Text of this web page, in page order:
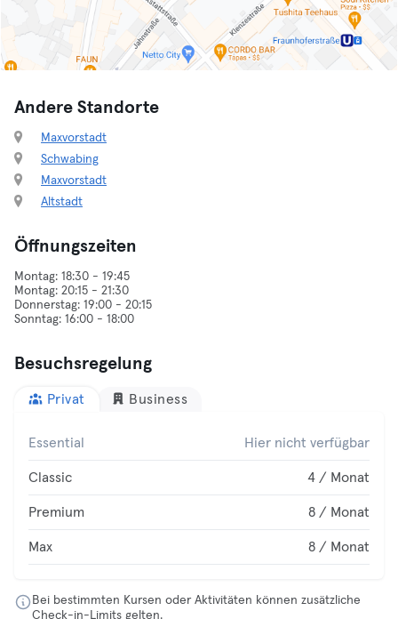
Andere Standorte
Maxvorstadt
Schwabing
Maxvorstadt
Altstadt
Öffnungszeiten
Montag: 18:30 - 19:45
Montag: 20:15 - 21:30
Donnerstag: 19:00 - 20:15
Besuchsregelung
Privat Business
Essential Hier nicht verfügbar
Classic 4 / Monat
Premium 8 / Monat
Max 8 / Monat
Bei bestimmten Kursen oder Aktivitäten können zusätzliche
Check-in-Limits gelten.